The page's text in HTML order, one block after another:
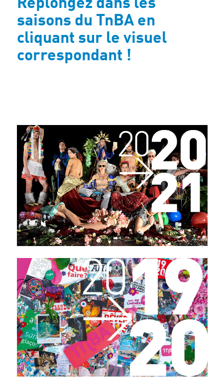
Archives
Replongez dans les
saisons du TnBA en
cliquant sur le visuel
correspondant !